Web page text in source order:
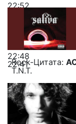
22:52
22:48
22:41
Rock-Цитата:
T.N.T.